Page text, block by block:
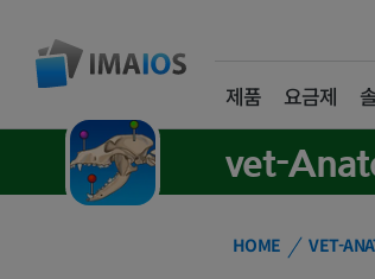
제품 요금제
vet-
HOME VET-